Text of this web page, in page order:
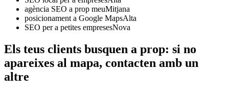
agència SEO a prop meuMitjana
posicionament a Google MapsAlta
SEO per a petites empresesNova
Els teus clients busquen a prop: si no
apareixes al mapa, contacten amb un
altre